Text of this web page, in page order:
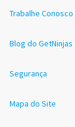
Trabalhe Conosco
Blog do GetNinjas
Segurança
Mapa do Site